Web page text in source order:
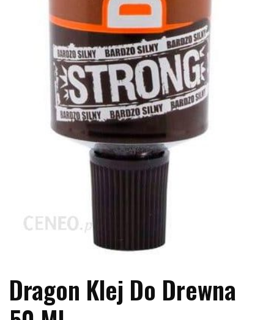
Dragon Klej Do Drewna